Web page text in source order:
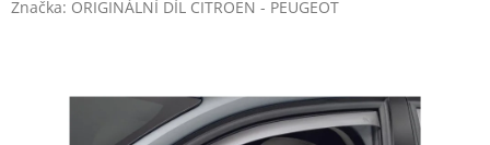
Značka: ORIGINÁLNÍ DÍL CITROËN - PEUGEOT